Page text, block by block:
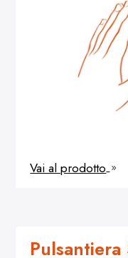
Vai al prodotto 9
Pulsantiera